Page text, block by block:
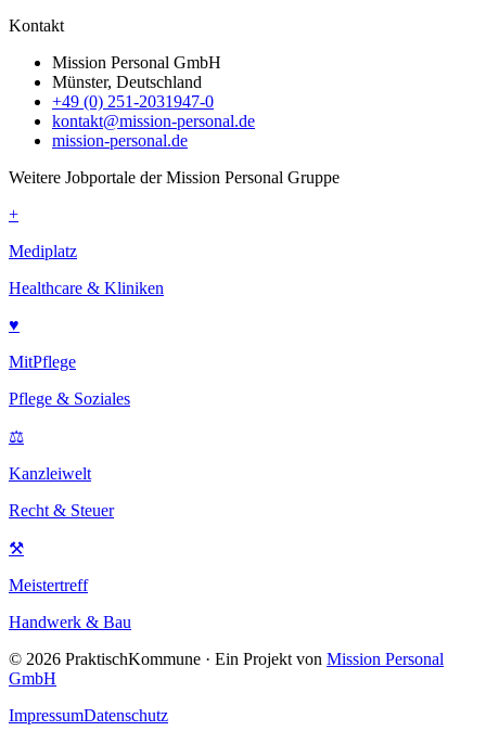
Kontakt
Mission Personal GmbH
Münster, Deutschland
+49 (0) 251-2031947-0
kontakt@mission-personal.de
mission-personal.de
Weitere Jobportale der Mission Personal Gruppe
+
Mediplatz
Healthcare & Kliniken
♥
MitPflege
Pflege & Soziales
⚖
Kanzleiwelt
Recht & Steuer
⚒
Meistertreff
Handwerk & Bau
© 2026 PraktischKommune · Ein Projekt von Mission Personal
GmbH
ImpressumDatenschutz